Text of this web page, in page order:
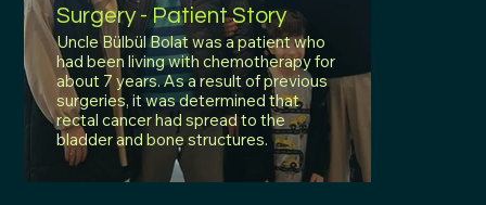
Surgery - Patient Story
Uncle Bülbül Bolat was a patient who
had been living with chemotherapy for
about 7 years. As a result of previous
surgeries, it was determined that
rectal cancer had spread to the
bladder and bone structures.